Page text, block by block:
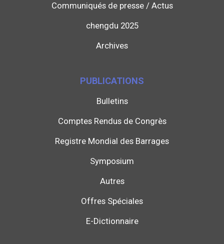
Communiqués de presse / Actus
chengdu 2025
Archives
PUBLICATIONS
Bulletins
Comptes Rendus de Congrès
Registre Mondial des Barrages
Symposium
Autres
Offres Spéciales
E-Dictionnaire